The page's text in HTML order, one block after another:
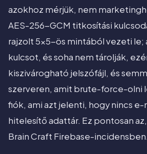
azokhoz mérjük, nem
AES-256-GCM titkosítási
rajzolt 5x5-ös mintából vezeti le;
kulcsot, és soha nem tárolják,
kiszivárogható jelszófájl, és
szerveren, amit brute-force-olni
fiók, ami azt jelenti, hogy nincs e-
hitelesítő adattár. Ez pontosan
Brain Craft Firebase-incidensben.